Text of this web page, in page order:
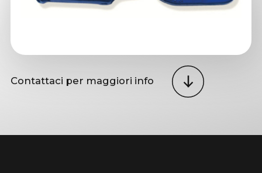
Contattaci per maggiori info